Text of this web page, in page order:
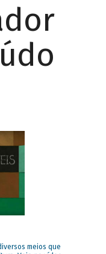
meios que